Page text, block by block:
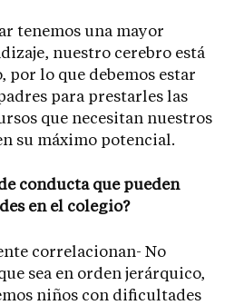
tenemos una mayor
nuestro cerebro está
por lo que debemos estar
para prestarles las
que necesitan nuestros
su máximo potencial.
conducta que pueden
en el colegio?
correlacionan- No
sea en orden jerárquico,
niños con dificultades